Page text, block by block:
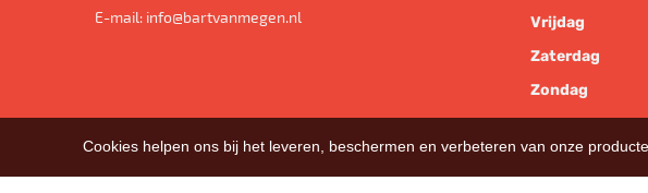
E-mail: info@bartvanmegen.nl Vrijdag
Zaterdag
Zondag
Cookies helpen ons bij het leveren, beschermen en verbeteren van onze